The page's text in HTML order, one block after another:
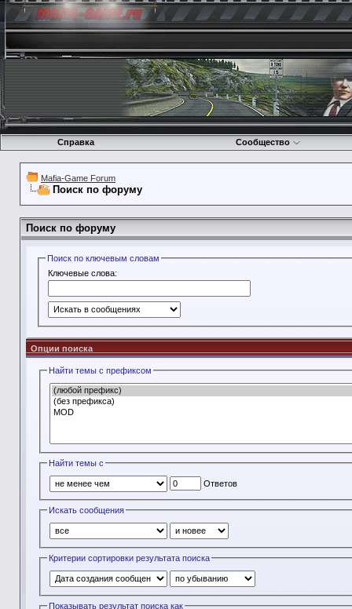
Справка Сообщество
Mafia-Game Forum
Поиск по форуму
Поиск по форуму
Поиск по ключевым словам
Ключевые слова:
Опции поиска
Найти темы с префиксом
Найти темы с
Ответов
Искать сообщения
Критерии сортировки результата поиска
Показывать результат поиска как